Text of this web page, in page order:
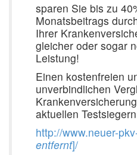
sparen Sie bis zu
Monatsbeitrags
Ihrer
gleicher oder sogar
Leistung!
Einen kostenfreien
unverbindlichen
aktuellen
http://www.neuer-
entfernt]/